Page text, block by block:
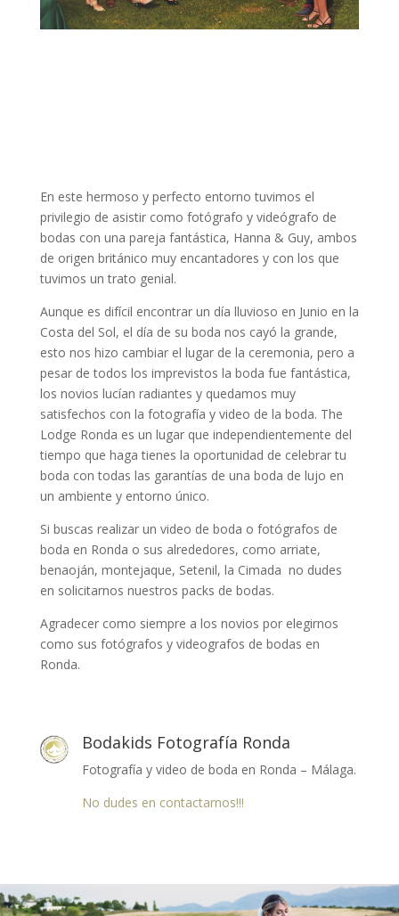
En este hermoso y perfecto entorno tuvimos el
privilegio de asistir como fotógrafo y videógrafo de
bodas con una pareja fantástica, Hanna & Guy, ambos
de origen británico muy encantadores y con los que
tuvimos un trato genial.
Aunque es difícil encontrar un día lluvioso en Junio en la
Costa del Sol, el día de su boda nos cayó la grande,
esto nos hizo cambiar el lugar de la ceremonia, pero a
pesar de todos los imprevistos la boda fue fantástica,
los novios lucían radiantes y quedamos muy
satisfechos con la fotografía y video de la boda. The
Lodge Ronda es un lugar que independientemente del
tiempo que haga tienes la oportunidad de celebrar tu
boda con todas las garantías de una boda de lujo en
un ambiente y entorno único.
Si buscas realizar un video de boda o fotógrafos de
boda en Ronda o sus alrededores, como arriate,
benaoján, montejaque, Setenil, la Cimada no dudes
en solicitarnos nuestros packs de bodas.
Agradecer como siempre a los novios por elegirnos
como sus fotógrafos y videografos de bodas en
Ronda.
Bodakids Fotografía Ronda
Fotografía y video de boda en Ronda – Málaga.
No dudes en contactarnos!!!